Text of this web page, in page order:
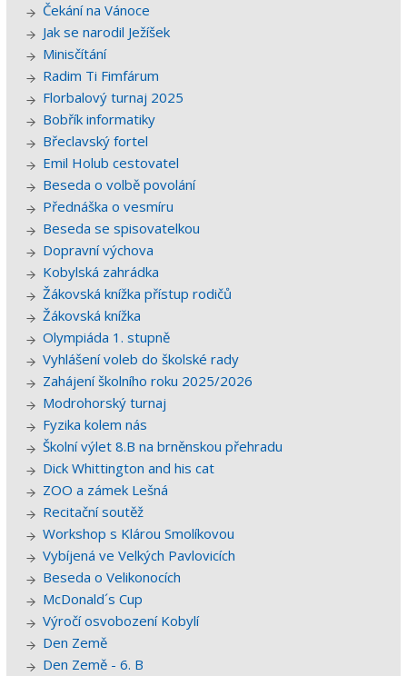
Čekání na Vánoce
Jak se narodil Ježíšek
Minisčítání
Radim Ti Fimfárum
Florbalový turnaj 2025
Bobřík informatiky
Břeclavský fortel
Emil Holub cestovatel
Beseda o volbě povolání
Přednáška o vesmíru
Beseda se spisovatelkou
Dopravní výchova
Kobylská zahrádka
Žákovská knížka přístup rodičů
Žákovská knížka
Olympiáda 1. stupně
Vyhlášení voleb do školské rady
Zahájení školního roku 2025/2026
Modrohorský turnaj
Fyzika kolem nás
Školní výlet 8.B na brněnskou přehradu
Dick Whittington and his cat
ZOO a zámek Lešná
Recitační soutěž
Workshop s Klárou Smolíkovou
Vybíjená ve Velkých Pavlovicích
Beseda o Velikonocích
McDonald´s Cup
Výročí osvobození Kobylí
Den Země
Den Země - 6. B